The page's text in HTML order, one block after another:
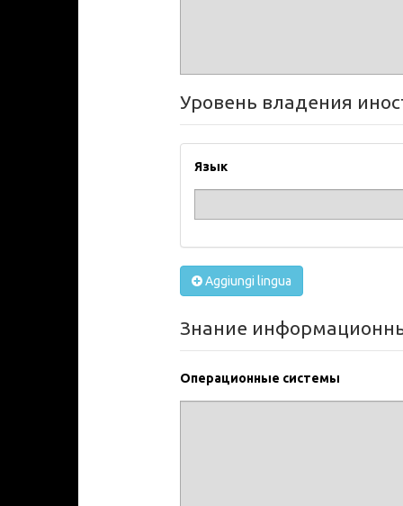
Уровень владения
Язык
Aggiungi lingua
Знание
Операционные системы